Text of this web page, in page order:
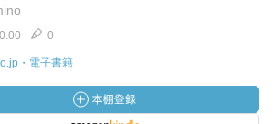
0.00 0
・電子書籍